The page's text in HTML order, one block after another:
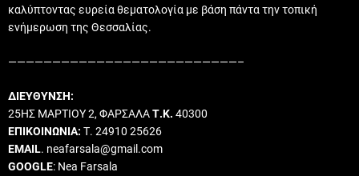
καλύπτοντας ευρεία θεματολογία με βάση πάντα την τοπική
ενήμερωση της Θεσσαλίας.
——————————————————————————–
ΔΙΕΥΘΥΝΣΗ:
25ΗΣ ΜΑΡΤΙΟΥ 2, ΦΑΡΣΑΛΑΤ.Κ. 40300
ΕΠΙΚΟΙΝΩΝΙΑ: Τ. 24910 25626
EMAIL. neafarsala@gmail.com
GOOGLE: Nea Farsala